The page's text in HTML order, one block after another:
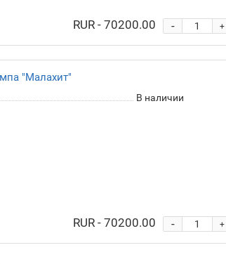
RUR - 70200.00 +
-
"Малахит"
В наличии
RUR - 70200.00 +
-